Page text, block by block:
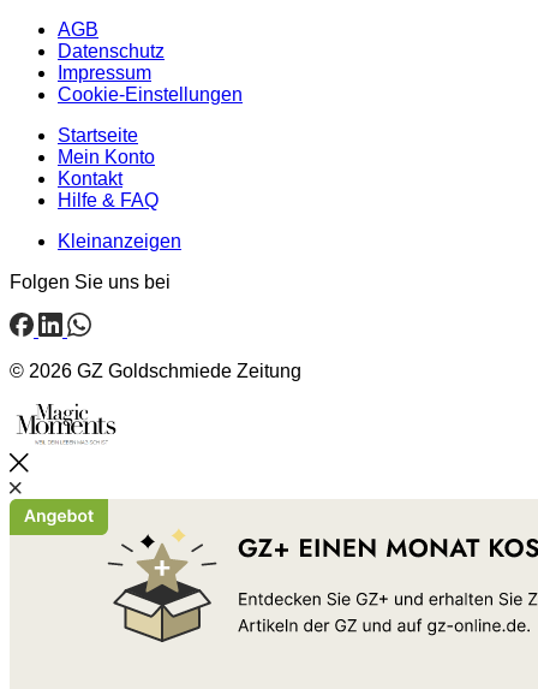
AGB
Datenschutz
Impressum
Cookie-Einstellungen
Startseite
Mein Konto
Kontakt
Hilfe & FAQ
Kleinanzeigen
Folgen Sie uns bei
© 2026 GZ Goldschmiede Zeitung
Schließen